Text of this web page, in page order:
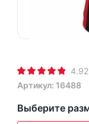
4.92
Артикул: 16488
Выберите